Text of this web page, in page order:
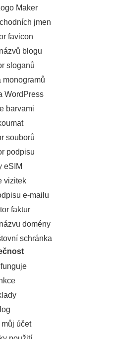
Maker
jmen
favicon
blogu
sloganů
monogramů
WordPress
barvami
souborů
podpisu
eSIM
vizitek
e-mailu
faktur
domény
schránka
účet